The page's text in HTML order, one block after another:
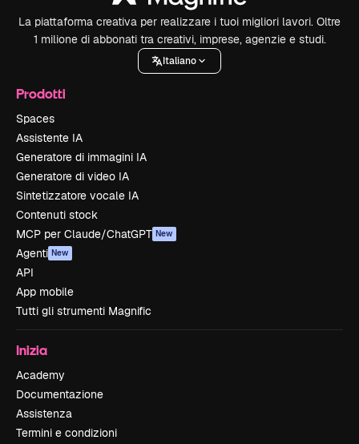
La piattaforma creativa per realizzare i tuoi migliori lavori. Oltre
1 milione di abbonati tra creativi, imprese, agenzie e studi.
Italiano
Prodotti
Spaces
Assistente IA
Generatore di immagini IA
Generatore di video IA
Sintetizzatore vocale IA
Contenuti stock
MCP per Claude/ChatGPT New
Agenti New
API
App mobile
Tutti gli strumenti Magnific
Inizia
Academy
Documentazione
Assistenza
Termini e condizioni